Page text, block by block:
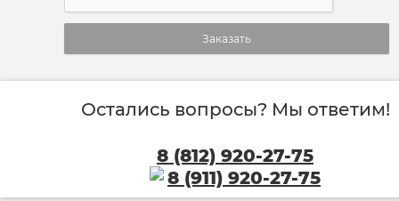
Заказать
Остались вопросы? Мы ответим!
8 (812) 920-27-75
8 (911) 920-27-75